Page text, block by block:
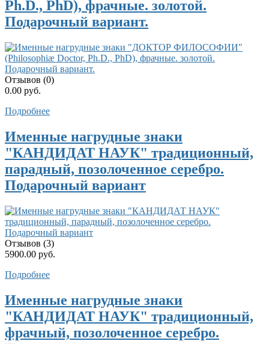
Ph.D., PhD), фрачные. золотой.
Подарочный вариант.
Отзывов (0)
0.00 руб.
Подробнее
Именные нагрудные знаки
"КАНДИДАТ НАУК" традиционный,
парадный, позолоченное серебро.
Подарочный вариант
Отзывов (3)
5900.00 руб.
Подробнее
Именные нагрудные знаки
"КАНДИДАТ НАУК" традиционный,
фрачный, позолоченное серебро.